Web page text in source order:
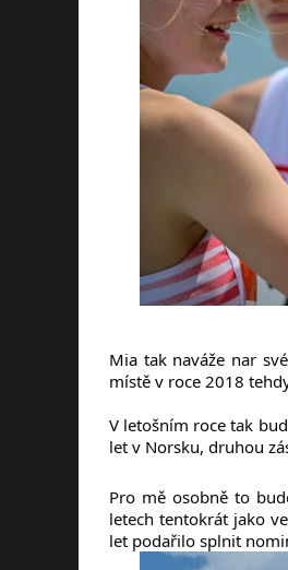
Mia tak naváže nar
místě v roce 2018
V letošním roce tak
let v Norsku, druhou
Pro mě osobně to
letech tentokrát jako
let podařilo splnit